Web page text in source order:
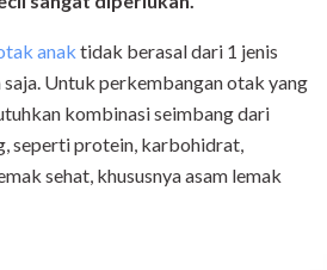
anak tidak berasal dari 1 jenis
saja. Untuk perkembangan otak yang
kombinasi seimbang dari
seperti protein, karbohidrat,
sehat, khususnya asam lemak